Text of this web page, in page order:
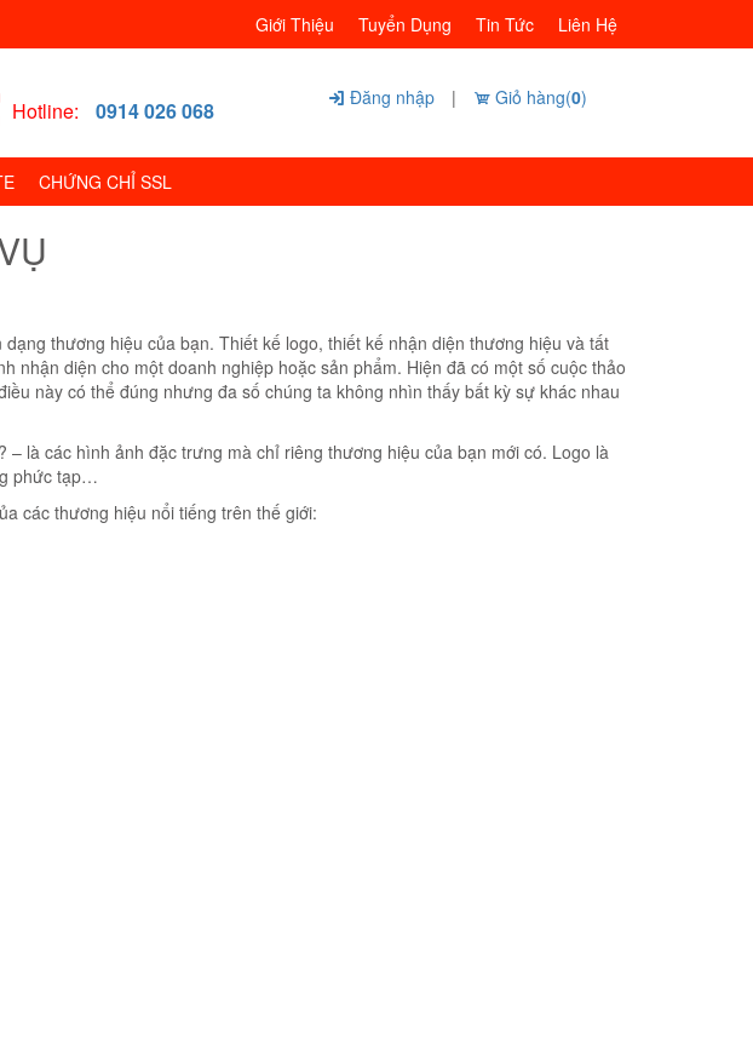
Giới Thiệu Tuyển Dụng Tin Tức Liên Hệ
Hotline: 0914 026 068 Đăng nhập | Giỏ hàng(0)
CHỨNG CHỈ SSL
thương hiệu của bạn. Thiết kế logo, thiết kế nhận diện thương hiệu và tất
diện cho một doanh nghiệp hoặc sản phẩm. Hiện đã có một số cuộc thảo
này có thể đúng nhưng đa số chúng ta không nhìn thấy bất kỳ sự khác nhau
là các hình ảnh đặc trưng mà chỉ riêng thương hiệu của bạn mới có. Logo là
phức tạp…
các thương hiệu nổi tiếng trên thế giới: